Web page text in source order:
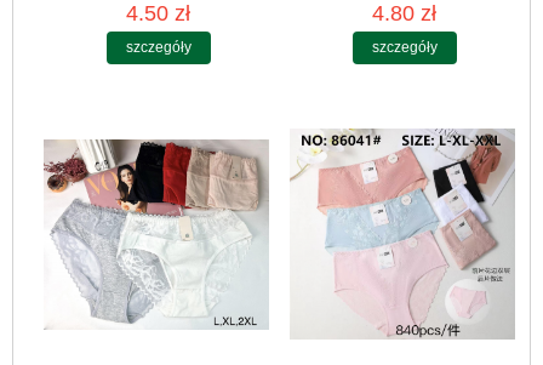
4.50 zł
szczegóły
4.80 zł
szczegóły